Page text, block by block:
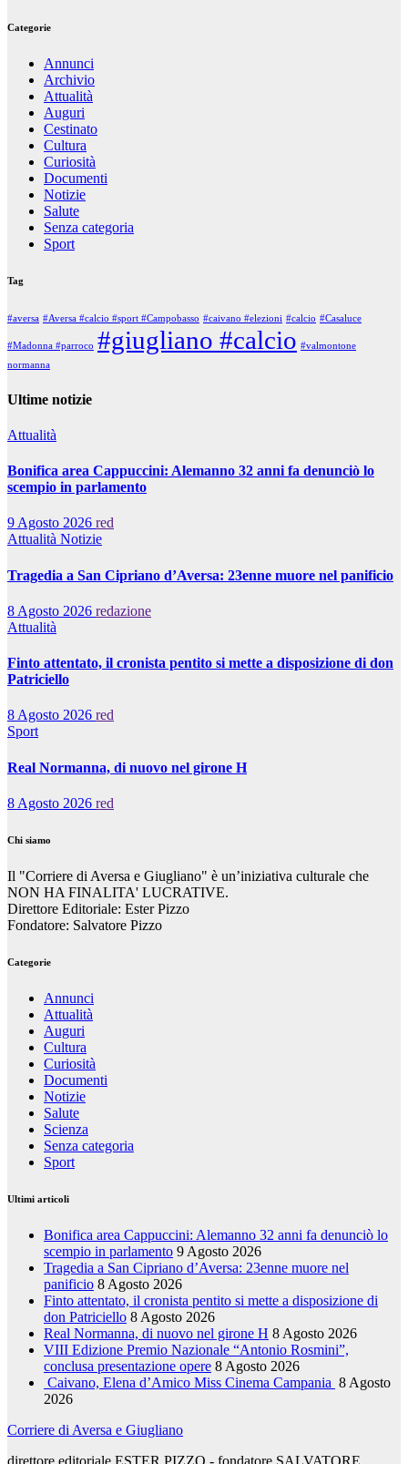
Categorie
Annunci
Archivio
Attualità
Auguri
Cestinato
Cultura
Curiosità
Documenti
Notizie
Salute
Senza categoria
Sport
Tag
#aversa #Aversa #calcio #sport #Campobasso #caivano #elezioni #calcio #Casaluce
#Madonna #parroco #giugliano #calcio #valmontone
normanna
Ultime notizie
Attualità
Bonifica area Cappuccini: Alemanno 32 anni fa denunciò lo
scempio in parlamento
9 Agosto 2026 red
Attualità Notizie
Tragedia a San Cipriano d’Aversa: 23enne muore nel panificio
8 Agosto 2026 redazione
Attualità
Finto attentato, il cronista pentito si mette a disposizione di don
Patriciello
8 Agosto 2026 red
Sport
Real Normanna, di nuovo nel girone H
8 Agosto 2026 red
Chi siamo
Il "Corriere di Aversa e Giugliano" è un’iniziativa culturale che
NON HA FINALITA' LUCRATIVE.
Direttore Editoriale: Ester Pizzo
Fondatore: Salvatore Pizzo
Categorie
Annunci
Attualità
Auguri
Cultura
Curiosità
Documenti
Notizie
Salute
Scienza
Senza categoria
Sport
Ultimi articoli
Bonifica area Cappuccini: Alemanno 32 anni fa denunciò lo
scempio in parlamento 9 Agosto 2026
Tragedia a San Cipriano d’Aversa: 23enne muore nel
panificio 8 Agosto 2026
Finto attentato, il cronista pentito si mette a disposizione di
don Patriciello 8 Agosto 2026
Real Normanna, di nuovo nel girone H 8 Agosto 2026
VIII Edizione Premio Nazionale “Antonio Rosmini”,
conclusa presentazione opere 8 Agosto 2026
Caivano, Elena d’Amico Miss Cinema Campania 8 Agosto
2026
Corriere di Aversa e Giugliano
direttore editoriale ESTER PIZZO - fondatore SALVATORE